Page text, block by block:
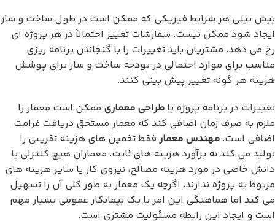
پیش بینی هر شرایط فیزیکی که ممکن است در طول ساخت و ساز
ایجاد شود ممکن نیست. سفارشات تغییر احتمالاً در هر پروژه ای
رخ می دهد. مشتریان باید تغییرات را با گنجاندن برنامه ریزی
مناسب برای موارد احتمالی در بودجه ساخت و ساز برای پوشش
هزینه هر گونه تغییر پیش بینی کنند.
تغییرات در برنامه پروژه یا طراحی معماری ممکن است معمار را
ملزم به صرف زمان اضافی کند که معمار مستحق دریافت غرامت
اضافی است. مهندس معمار فقط تخمین های هزینه تقریبی را
تولید می کند نه برآورد هزینه های ثابت. معماران هیچ کنترلی یا
دانش خاصی در مورد هزینه مصالح، نیروی کار یا سایر هزینه های
مربوط به پروژه ندارند. اگرچه یک معمار به طور کلی آن را تسهیل
می کند اما هماهنگی این امر با یک پیمانکار عمومی بسیار مهم
است و ایجاد این رابطه مسئولیت مشتری است.